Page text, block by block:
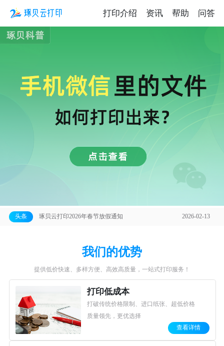
头条
【公告】琢贝云打印线上打印服务全面上线！
2023-12-24
琢贝云打印2026年春节放假通知
2026-02-13
琢贝云打印2026年春节放假通知
我们的优势
提供低价快速、多样方便、高效高质量，一站式打印服务！
打印低成本
打破传统价格限制、进口纸张、超低价格
质量领先，更优选择
查看详情
打印介绍 资讯 帮助 问答